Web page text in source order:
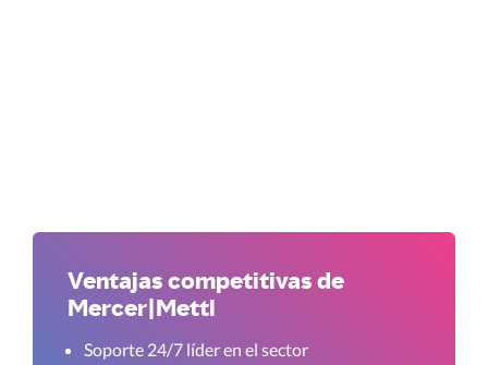
Ventajas competitivas de
Mercer|Mettl
Soporte 24/7 líder en el sector